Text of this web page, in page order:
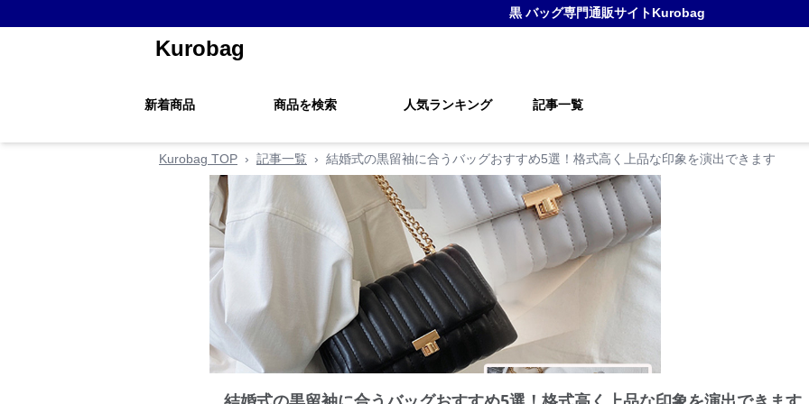
黒 バッグ専門通販サイトKurobag
Kurobag
新着商品 商品を検索 人気ランキング 記事一覧
Kurobag TOP › 記事一覧 › 結婚式の黒留袖に合うバッグおすすめ5選！格式高く上品な印象を演出できます